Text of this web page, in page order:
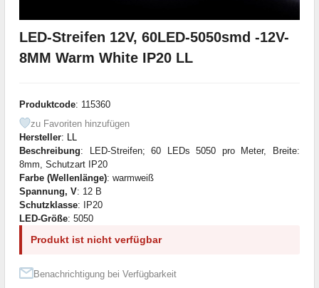
LED-Streifen 12V, 60LED-5050smd -12V-
8MM Warm White IP20 LL
Produktcode: 115360
zu Favoriten hinzufügen
Hersteller: LL
Beschreibung: LED-Streifen; 60 LEDs 5050 pro Meter, Breite:
8mm, Schutzart IP20
Farbe (Wellenlänge): warmweiß
Spannung, V: 12 В
Schutzklasse: IP20
LED-Größe: 5050
Produkt ist nicht verfügbar
Benachrichtigung bei Verfügbarkeit